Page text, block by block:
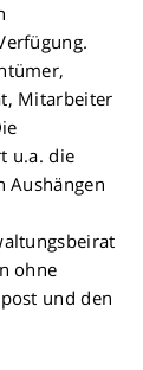
Mitarbeiter
u.a. die
Aushängen
ohne
und den